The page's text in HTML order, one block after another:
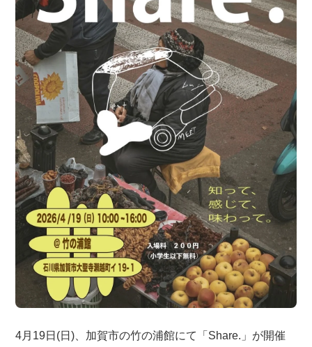
4月19日(日)、加賀市の竹の浦館にて「Share.」が開催